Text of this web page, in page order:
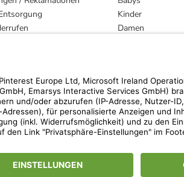
Kinder
Damen
Marken
Preisempfehlung des Herstellers.
unserer Freunde-werben-Freunde-Aktionen